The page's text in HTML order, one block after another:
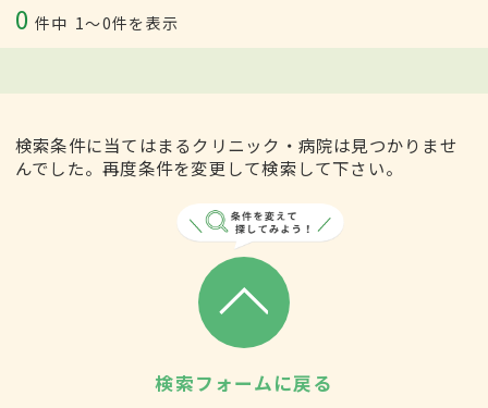
0 件中 1〜0件を表示
検索条件に当てはまるクリニック・病院は見つかりませ
んでした。再度条件を変更して検索して下さい。
検索フォームに戻る